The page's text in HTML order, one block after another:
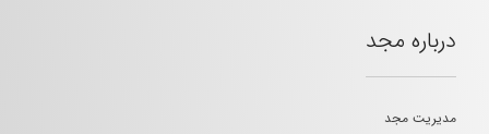
درباره مجد
مدیریت مجد